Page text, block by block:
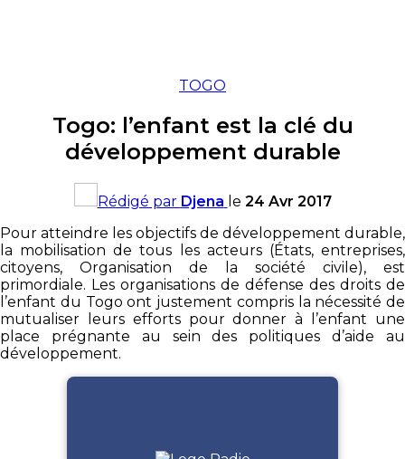
TOGO
Togo: l’enfant est la clé du
développement durable
Rédigé par Djena le 24 Avr 2017
Pour atteindre les objectifs de développement durable,
la mobilisation de tous les acteurs (États, entreprises,
citoyens, Organisation de la société civile), est
primordiale. Les organisations de défense des droits de
l’enfant du Togo ont justement compris la nécessité de
mutualiser leurs efforts pour donner à l’enfant une
place prégnante au sein des politiques d’aide au
développement.